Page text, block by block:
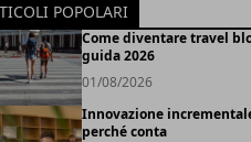
POPOLARI
Come diventare travel
guida 2026
01/08/2026
Innovazione
perché conta